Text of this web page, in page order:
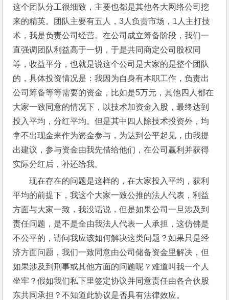
这个团队分工很细致，主要也都是其他各大网络公司挖
来的精英。团队主要有五人，3人负责市场，1人主打技
术，我是负责公司经营。在公司成立筹备阶段，我们一
直强调团队利益高于一切，于是共同商定公司股权同
等，收益平分，也就是说这个公司是大家的是整个团队
的，具体投资情况是：我因为自身有本职工作，负责出
公司筹备等等需要的资金，比如是5万元，其他四人都在
大家一致同意的情况下，以技术加资金入股，最终达到
投入平均，分红平均。但是其中四人除技术投资外，均
拿不出现金来作为资金参与，为达到公平起见，由我提
出建议，参与资金由我先借给他们，在公司赢利并获得
实际分红后，补还给我。
现在存在的问题是这样的，在大家投入平均，获利
平均的前提下，我这个大家一致公推的法人代表，利益
方面与大家一致，我没话说，但是如果公司一旦涉及到
责任问题，是不是全由我法人代表一人承担，这仿佛是
不公平的，请问我应该如何解决这类问题？如果只是经
济方面问题，我们一致同意由公司储备资金里解决，但
如果涉及到刑事或其他方面的问题呢？难道叫我一个人
坐牢？假如我们私下里签定协议并同意责任由各合伙股
东共同承担？不知道此协议是否具有法律效应。